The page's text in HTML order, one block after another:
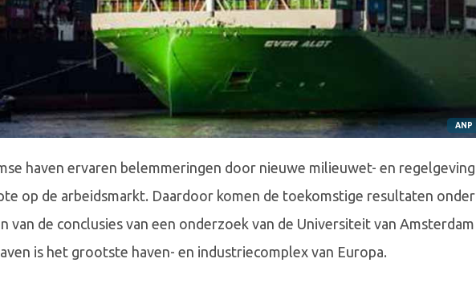
ANP
haven ervaren belemmeringen door nieuwe milieuwet- en regelgeving
op de arbeidsmarkt. Daardoor komen de toekomstige resultaten onder
van de conclusies van een onderzoek van de Universiteit van Amsterdam
is het grootste haven- en industriecomplex van Europa.